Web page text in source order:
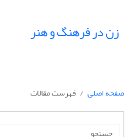
زن در فرهنگ و هنر
صفحه اصلی
فهرست مقالات